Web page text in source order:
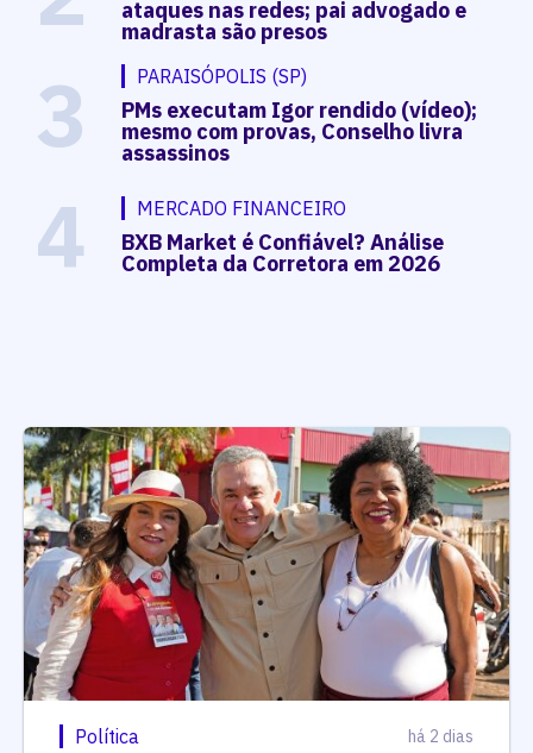
ataques nas redes; pai advogado e
madrasta são presos
3 PARAISÓPOLIS (SP)
PMs executam Igor rendido (vídeo);
mesmo com provas, Conselho livra
assassinos
4 MERCADO FINANCEIRO
BXB Market é Confiável? Análise
Completa da Corretora em 2026
Política há 2 dias